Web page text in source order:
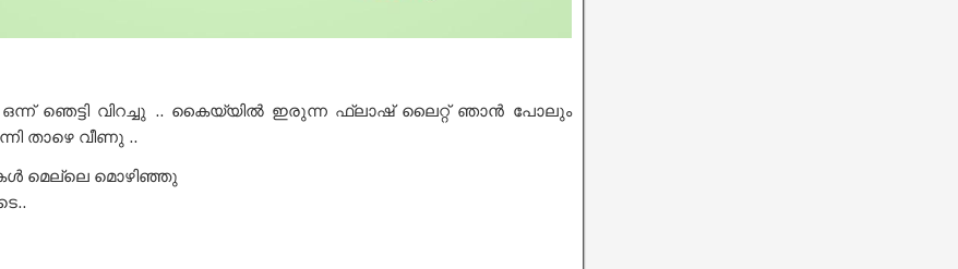
ഞെട്ടി വിറച്ചു .. കൈയ്യിൽ ഇരുന്ന ഫ്ലാഷ് ലൈറ്റ് ഞാൻ പോലും
താഴെ വീണു ..
മെല്ലെ മൊഴിഞ്ഞു